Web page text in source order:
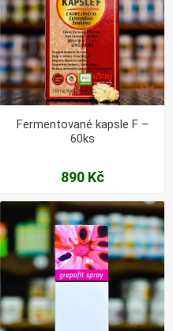
Fermentované kapsle F –
60ks
890 Kč